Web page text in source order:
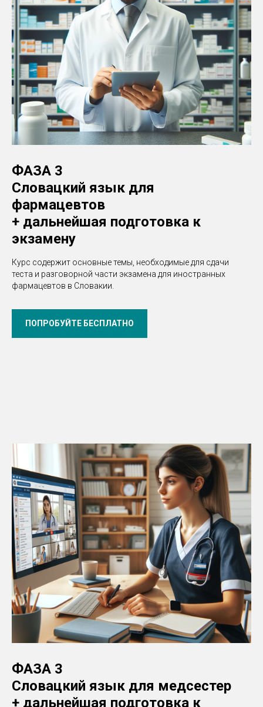
ФАЗА 3
Словацкий язык для
фармацевтов
+ дальнейшая подготовка к
экзамену
Курс содержит основные темы, необходимые для сдачи
теста и разговорной части экзамена для иностранных
фармацевтов в Словакии.
ПОПРОБУЙТЕ БЕСПЛАТНО
ФАЗА 3
Словацкий язык для медсестер
+ дальнейшая подготовка к